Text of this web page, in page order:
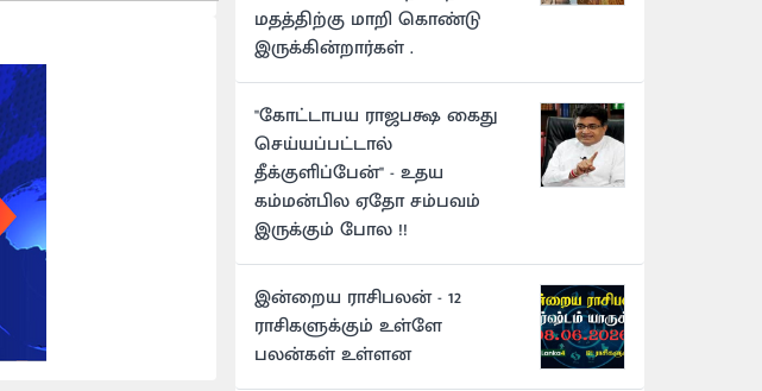
மதத்திற்கு மாறி கொண்டு
இருக்கின்றார்கள் .
"கோட்டாபய ராஜபக்ஷ கைது
செய்யப்பட்டால்
தீக்குளிப்பேன்" - உதய
கம்மன்பில ஏதோ சம்பவம்
இருக்கும் போல !!
இன்றைய ராசிபலன் - 12
ராசிகளுக்கும் உள்ளே
பலன்கள் உள்ளன